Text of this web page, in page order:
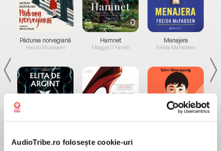
AudioTribe.ro folosește cookie-uri
Pădurea norvegiană
Haruki Murakami
de...
Dani Francis
Hamnet
Maggie O'Farrell
la...
Lauren Weisberger
Menajera
Freida McFadden